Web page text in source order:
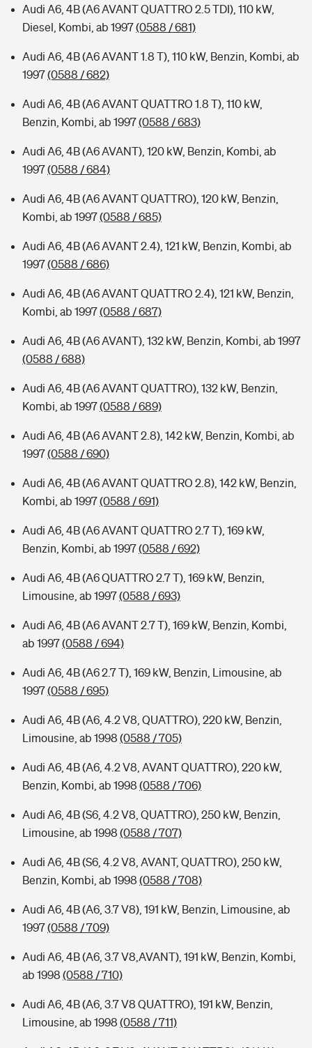
Audi A6, 4B (A6 AVANT QUATTRO 2.5 TDI), 110 kW,
Diesel, Kombi, ab 1997(0588 / 681)
Audi A6, 4B (A6 AVANT 1.8 T), 110 kW, Benzin, Kombi, ab
1997(0588 / 682)
Audi A6, 4B (A6 AVANT QUATTRO 1.8 T), 110 kW,
Benzin, Kombi, ab 1997(0588 / 683)
Audi A6, 4B (A6 AVANT), 120 kW, Benzin, Kombi, ab
1997(0588 / 684)
Audi A6, 4B (A6 AVANT QUATTRO), 120 kW, Benzin,
Kombi, ab 1997(0588 / 685)
Audi A6, 4B (A6 AVANT 2.4), 121 kW, Benzin, Kombi, ab
1997(0588 / 686)
Audi A6, 4B (A6 AVANT QUATTRO 2.4), 121 kW, Benzin,
Kombi, ab 1997(0588 / 687)
Audi A6, 4B (A6 AVANT), 132 kW, Benzin, Kombi, ab 1997
(0588 / 688)
Audi A6, 4B (A6 AVANT QUATTRO), 132 kW, Benzin,
Kombi, ab 1997(0588 / 689)
Audi A6, 4B (A6 AVANT 2.8), 142 kW, Benzin, Kombi, ab
1997(0588 / 690)
Audi A6, 4B (A6 AVANT QUATTRO 2.8), 142 kW, Benzin,
Kombi, ab 1997(0588 / 691)
Audi A6, 4B (A6 AVANT QUATTRO 2.7 T), 169 kW,
Benzin, Kombi, ab 1997(0588 / 692)
Audi A6, 4B (A6 QUATTRO 2.7 T), 169 kW, Benzin,
Limousine, ab 1997(0588 / 693)
Audi A6, 4B (A6 AVANT 2.7 T), 169 kW, Benzin, Kombi,
ab 1997(0588 / 694)
Audi A6, 4B (A6 2.7 T), 169 kW, Benzin, Limousine, ab
1997(0588 / 695)
Audi A6, 4B (A6, 4.2 V8, QUATTRO), 220 kW, Benzin,
Limousine, ab 1998 (0588 / 705)
Audi A6, 4B (A6, 4.2 V8, AVANT QUATTRO), 220 kW,
Benzin, Kombi, ab 1998 (0588 / 706)
Audi A6, 4B (S6, 4.2 V8, QUATTRO), 250 kW, Benzin,
Limousine, ab 1998 (0588 / 707)
Audi A6, 4B (S6, 4.2 V8, AVANT, QUATTRO), 250 kW,
Benzin, Kombi, ab 1998 (0588 / 708)
Audi A6, 4B (A6, 3.7 V8), 191 kW, Benzin, Limousine, ab
1997(0588 / 709)
Audi A6, 4B (A6, 3.7 V8,AVANT), 191 kW, Benzin, Kombi,
ab 1998 (0588 / 710)
Audi A6, 4B (A6, 3.7 V8 QUATTRO), 191 kW, Benzin,
Limousine, ab 1998 (0588 / 711)